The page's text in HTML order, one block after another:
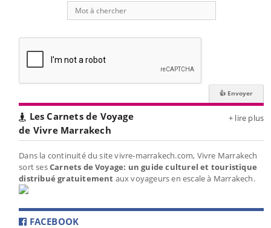
Les Carnets de Voyage
de Vivre Marrakech
+ lire plus
Dans la continuité du site vivre-marrakech.com, Vivre Marrakech
sort sesCarnets de Voyage: un guide culturel et touristique
distribué gratuitement aux voyageurs en escale à Marrakech.
FACEBOOK